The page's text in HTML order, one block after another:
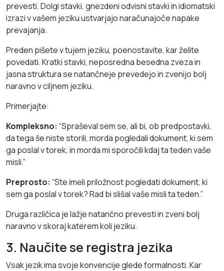
prevesti. Dolgi stavki, gnezdeni odvisni stavki in idiomatski
izrazi v vašem jeziku ustvarjajo naračunajoče napake
prevajanja.
Preden pišete v tujem jeziku, poenostavite, kar želite
povedati. Kratki stavki, neposredna besedna zveza in
jasna struktura se natančneje prevedejo in zvenijo bolj
naravno v ciljnem jeziku.
Primerjajte:
Kompleksno: “Spraševal sem se, ali bi, ob predpostavki,
da tega še niste storili, morda pogledali dokument, ki sem
ga poslal v torek, in morda mi sporočili kdaj ta teden vaše
misli.”
Preprosto: “Ste imeli priložnost pogledati dokument, ki
sem ga poslal v torek? Rad bi slišal vaše misli ta teden.”
Druga različica je lažje natančno prevesti in zveni bolj
naravno v skoraj katerem koli jeziku.
3. Naučite se registra jezika
Vsak jezik ima svoje konvencije glede formalnosti. Kar